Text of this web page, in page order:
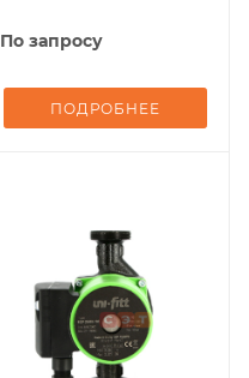
По запросу
ПОДРОБНЕЕ